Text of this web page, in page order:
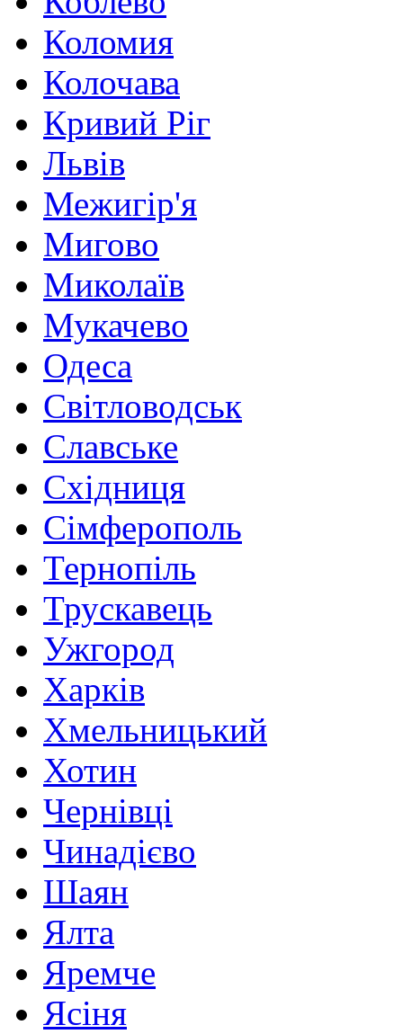
Коломия
Колочава
Кривий Ріг
Львів
Межигір'я
Мигово
Миколаїв
Мукачево
Одеса
Світловодськ
Славське
Східниця
Сімферополь
Тернопіль
Трускавець
Ужгород
Харків
Хмельницький
Хотин
Чернівці
Чинадієво
Шаян
Ялта
Яремче
Ясіня